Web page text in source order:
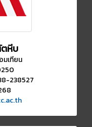
หีบ
มเทียน
238527